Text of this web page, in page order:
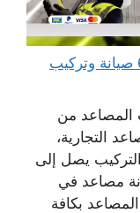
صيانة مصاعد في الكويت 65542233 صيانة وتركيب
المصاعد من
التجارية،
يصل إلى
مصاعد في
بكافة